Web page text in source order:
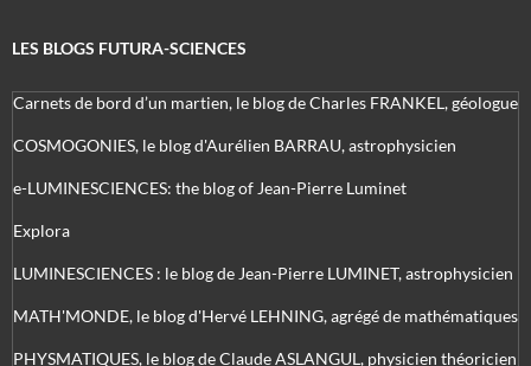
LES BLOGS FUTURA-SCIENCES
Carnets de bord d’un martien, le blog de Charles FRANKEL, géologue
COSMOGONIES, le blog d'Aurélien BARRAU, astrophysicien
e-LUMINESCIENCES: the blog of Jean-Pierre Luminet
Explora
LUMINESCIENCES : le blog de Jean-Pierre LUMINET, astrophysicien
MATH'MONDE, le blog d'Hervé LEHNING, agrégé de mathématiques
PHYSMATIQUES, le blog de Claude ASLANGUL, physicien théoricien